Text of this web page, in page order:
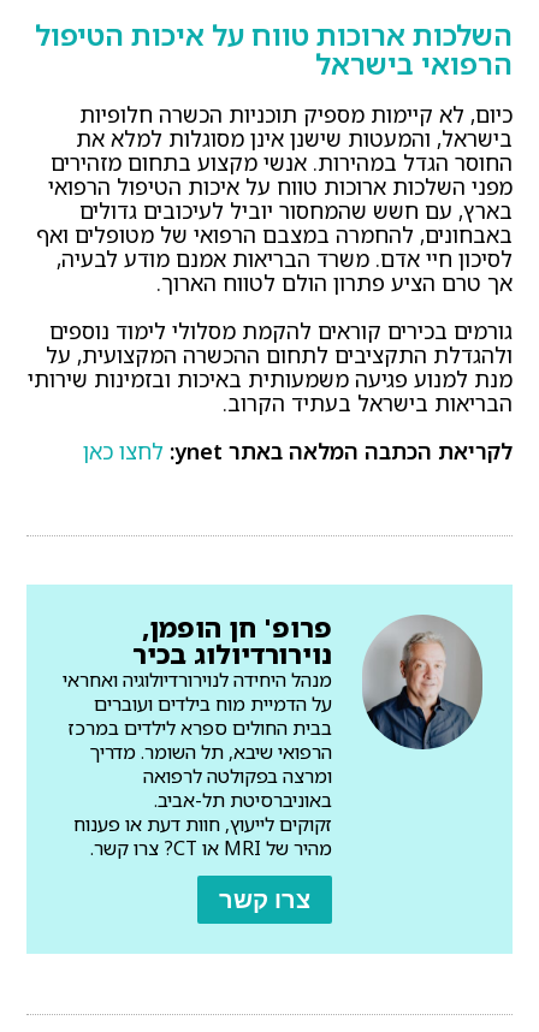
השלכות ארוכות טווח על איכות הטיפול
הרפואי בישראל
כיום, לא קיימות מספיק תוכניות הכשרה חלופיות
בישראל, והמעטות שישנן אינן מסוגלות למלא את
החוסר הגדל במהירות. אנשי מקצוע בתחום מזהירים
מפני השלכות ארוכות טווח על איכות הטיפול הרפואי
בארץ, עם חשש שהמחסור יוביל לעיכובים גדולים
באבחונים, להחמרה במצבם הרפואי של מטופלים ואף
לסיכון חיי אדם. משרד הבריאות אמנם מודע לבעיה,
אך טרם הציע פתרון הולם לטווח הארוך.
גורמים בכירים קוראים להקמת מסלולי לימוד נוספים
ולהגדלת התקציבים לתחום ההכשרה המקצועית, על
מנת למנוע פגיעה משמעותית באיכות ובזמינות שירותי
הבריאות בישראל בעתיד הקרוב.
לקריאת הכתבה המלאה באתר ynet:
לחצו כאן
פרופ' חן הופמן,
נוירורדיולוג בכיר
מנהל היחידה לנוירורדיולוגיה ואחראי
על הדמיית מוח בילדים ועוברים
בבית החולים ספרא לילדים במרכז
הרפואי שיבא, תל השומר. מדריך
ומרצה בפקולטה לרפואה
באוניברסיטת תל-אביב.
זקוקים לייעוץ, חוות דעת או פענוח
מהיר של MRI או CT? צרו קשר.
צרו קשר